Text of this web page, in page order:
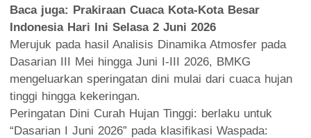
Baca juga: Prakiraan Cuaca Kota-Kota Besar
Indonesia Hari Ini Selasa 2 Juni 2026
Merujuk pada hasil Analisis Dinamika Atmosfer pada
Dasarian III Mei hingga Juni I-III 2026, BMKG
mengeluarkan speringatan dini mulai dari cuaca hujan
tinggi hingga kekeringan.
Peringatan Dini Curah Hujan Tinggi: berlaku untuk
“Dasarian I Juni 2026” pada klasifikasi Waspada: